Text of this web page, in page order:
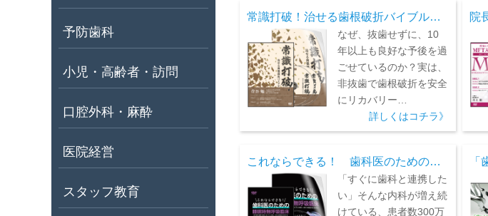
予防歯科
小児・高齢者・訪問
口腔外科・麻酔
医院経営
スタッフ教育
常識打破！治せる歯根破折バイブル…
なぜ、抜歯せずに、10
年以上も良好な予後を過
ごせているのか？実は、
非抜歯で歯根破折を安全
にリカバリー…
詳しくはコチラ》
院
これならできる！ 歯科医のための…
「すぐに歯科と連携した
い」そんな内科が増え続
けている、患者数300万